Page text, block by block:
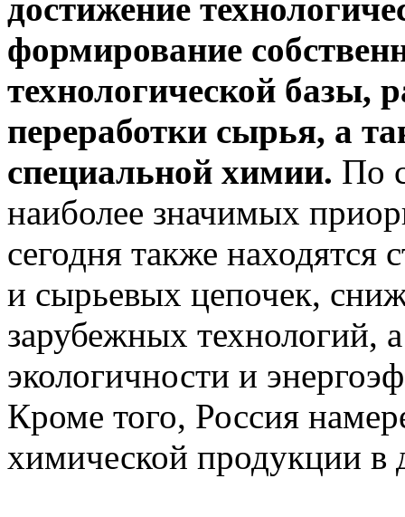
достижение
формирование
технологической базы,
переработки сырья, а
специальной химии. По
наиболее значимых
сегодня также находятся
и сырьевых цепочек,
зарубежных технологий,
экологичности и
Кроме того, Россия
химической продукции в